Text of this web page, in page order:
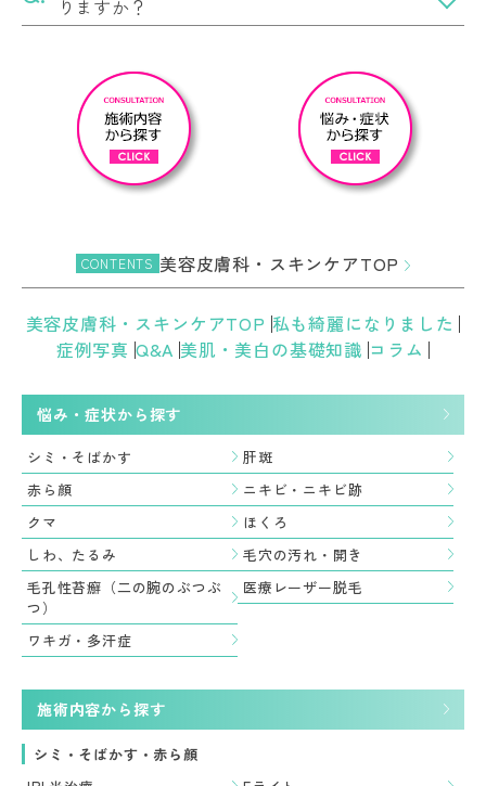
りますか？
CONTENTS 美容皮膚科・スキンケアTOP
美容皮膚科・スキンケアTOP 私も綺麗になりました
症例写真 Q&A美肌・美白の基礎知識 コラム
悩み・症状から探す
シミ・そばかす
肝斑
赤ら顔
ニキビ・ニキビ跡
クマ
ほくろ
しわ、たるみ
毛穴の汚れ・開き
毛孔性苔癬（二の腕のぶつぶ
つ）
医療レーザー脱毛
ワキガ・多汗症
施術内容から探す
シミ・そばかす・赤ら顔